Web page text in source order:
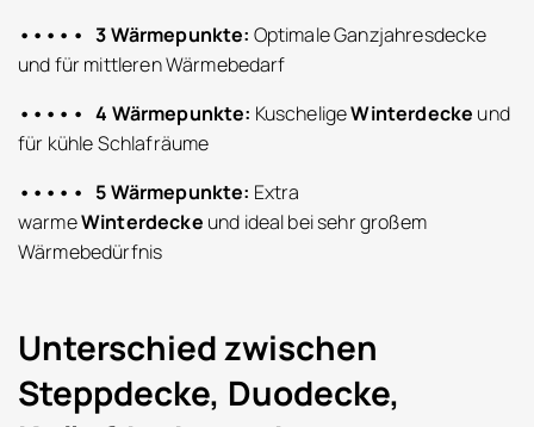
••••• 3 Wärmepunkte: Optimale Ganzjahresdecke
und für mittleren Wärmebedarf
••••• 4 Wärmepunkte: KuscheligeWinterdecke und
für kühle Schlafräume
••••• 5 Wärmepunkte: Extra
warmeWinterdecke und ideal bei sehr großem
Wärmebedürfnis
Unterschied zwischen
Steppdecke, Duodecke,